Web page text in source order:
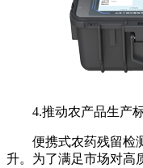
4.推动农产品生产
便携式农药残留检测
升。为了满足市场对高